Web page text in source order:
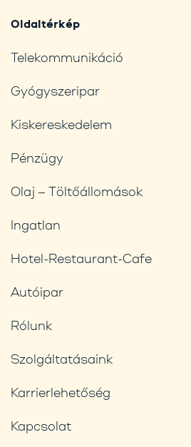
Oldaltérkép
Telekommunikáció
Gyógyszeripar
Kiskereskedelem
Pénzügy
Olaj – Töltőállomások
Ingatlan
Hotel-Restaurant-Cafe
Autóipar
Rólunk
Szolgáltatásaink
Karrierlehetőség
Kapcsolat